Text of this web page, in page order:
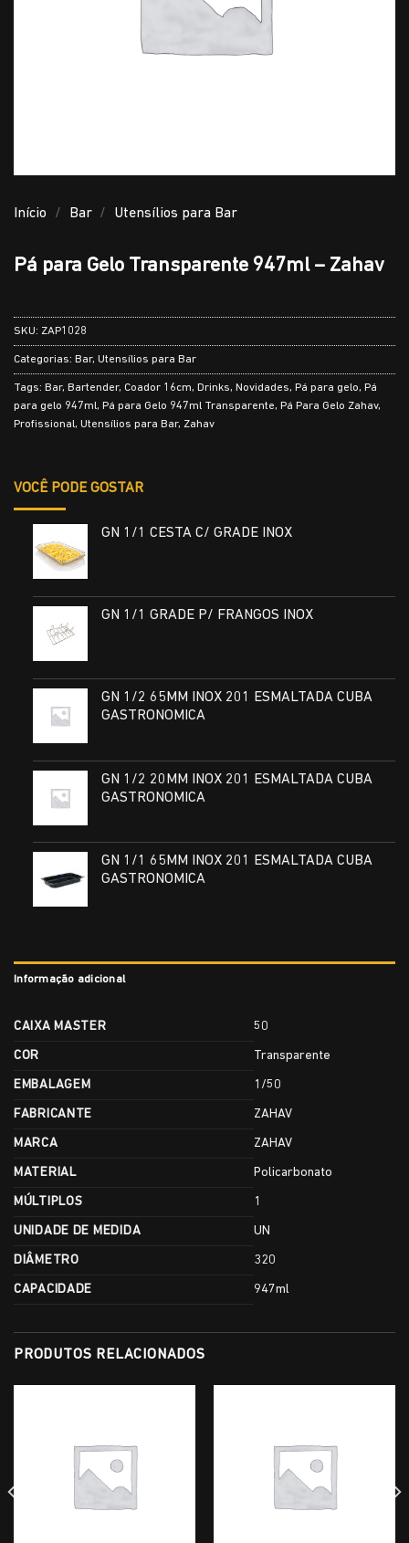
Início / Bar / Utensílios para Bar
Pá para Gelo Transparente 947ml – Zahav
SKU: ZAP1028
Categorias: Bar, Utensílios para Bar
Tags: Bar, Bartender, Coador 16cm, Drinks, Novidades, Pá para gelo, Pá
para gelo 947ml, Pá para Gelo 947ml Transparente, Pá Para Gelo Zahav,
Profissional, Utensílios para Bar, Zahav
VOCÊ PODE GOSTAR
GN 1/1 CESTA C/ GRADE INOX
GN 1/1 GRADE P/ FRANGOS INOX
GN 1/2 65MM INOX 201 ESMALTADA CUBA
GASTRONOMICA
GN 1/2 20MM INOX 201 ESMALTADA CUBA
GASTRONOMICA
GN 1/1 65MM INOX 201 ESMALTADA CUBA
GASTRONOMICA
Informação adicional
CAIXA MASTER 50
COR Transparente
EMBALAGEM 1/50
FABRICANTE ZAHAV
MARCA ZAHAV
MATERIAL Policarbonato
MÚLTIPLOS 1
UNIDADE DE MEDIDA UN
DIÂMETRO 320
CAPACIDADE 947ml
PRODUTOS RELACIONADOS